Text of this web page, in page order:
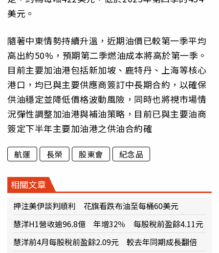
美元。
隨著中東情勢持續升溫，近期油價已較第一季平均
高出約50%，預期第二季燃油成本將高於第一季。
目前主要加油港包括新加坡、鹿特丹、上海等核心
港口，均已與主要供應商簽訂中長期合約，以確保
供油穩定並降低價格波動風險，同時也將視市場情
況彈性調整加油港與補油策略，目前已與主要油商
簽定下半年主要加油港之供油合約確
航運 長榮 股東會 紀念品
相關文章
押注美伊談判順利 花旗看跌布油至每桶60美元
慧洋H1營收逾96.8億 年增32％ 每股稅前盈餘4.11元
慧洋前4月每股稅前盈餘2.09元 較去年同期成長翻倍